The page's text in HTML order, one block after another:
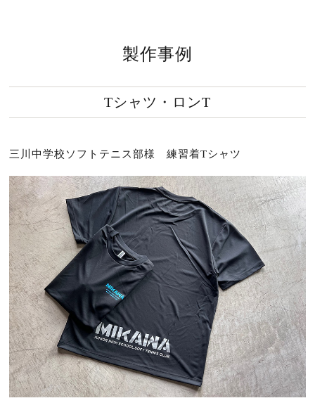
製作事例
Tシャツ・ロンT
三川中学校ソフトテニス部様 練習着Tシャツ